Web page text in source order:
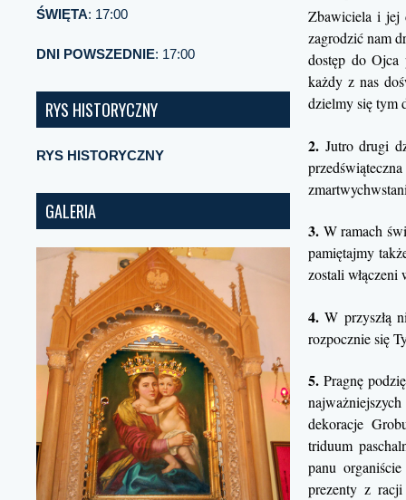
ŚWIĘTA: 17:00
DNI POWSZEDNIE: 17:00
RYS HISTORYCZNY
RYS HISTORYCZNY
GALERIA
Zbawiciela i jej
zagrodzić nam
dostęp do Ojca
każdy z nas
dzielmy się tym
2. Jutro drugi
3. W ramach
pamiętajmy
zostali włączeni
4. W przyszłą
rozpocznie się
5. Pragnę
dekoracje
triduum
panu
prezenty z